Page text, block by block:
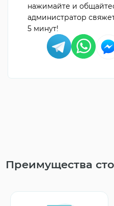
нажимайте и
администратор
5 минут!
Преимущества